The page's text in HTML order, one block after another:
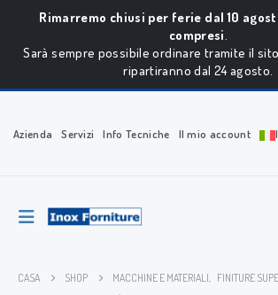
Rimarremo chiusi per ferie dal 10
compresi.
Sarà sempre possibile ordinare tramite il
ripartiranno dal 24 agosto.
Azienda Servizi Info Tecniche Il mio account
CASA SHOP MACCHINE E MATERIALI, FINITURE